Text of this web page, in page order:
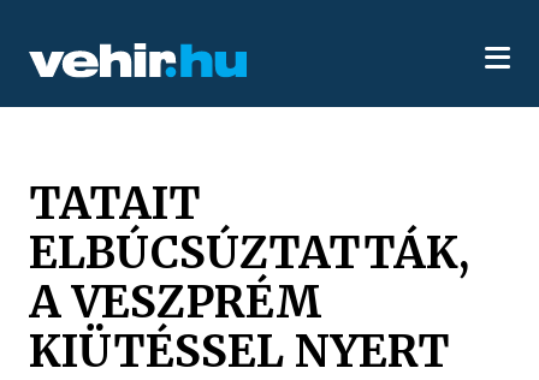
TATAIT
ELBÚCSÚZTATTÁK,
A VESZPRÉM
KIÜTÉSSEL NYERT